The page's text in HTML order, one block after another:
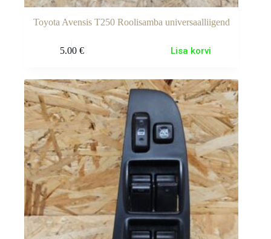
Toyota Avensis T250 Roolisamba universaalliigend
5.00 € Lisa korvi